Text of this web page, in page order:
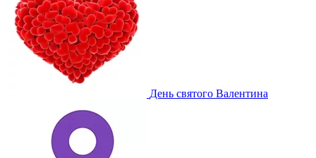
День святого Валентина